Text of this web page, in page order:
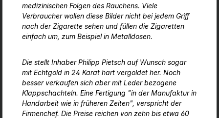
medizinischen Folgen des Rauchens. Viele
Verbraucher wollen diese Bilder nicht bei jedem Griff
nach der Zigarette sehen und füllen die Zigaretten
einfach um, zum Beispiel in Metalldosen.
Die stellt Inhaber Philipp Pietsch auf Wunsch sogar
mit Echtgold in 24 Karat hart vergoldet her. Noch
besser verkaufen sich aber mit Leder bezogene
Klappschachteln. Eine Fertigung "in der Manufaktur in
Handarbeit wie in früheren Zeiten", verspricht der
Firmenchef. Die Preise reichen von zehn bis etwa 60